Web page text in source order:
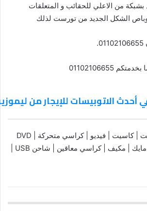
بشبكة من الاعلي للحقائب و المتعلقات
الشكل الجديد من تورست لذلك
01102106655
الاتوبيسات للإيجار من ليموزين مصر _
شاشات عرض | تواليت | كاسيت | فيديو | كراسي متحركة | DVD